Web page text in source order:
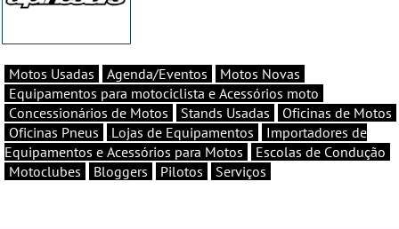
Motos Usadas Agenda/Eventos
Motos Novas
Equipamentos para motociclista e Acessórios moto
Concessionários de Motos
Stands Usadas
Oficinas de Motos
Oficinas Pneus
Lojas de Equipamentos
Importadores de
Equipamentos e Acessórios para Motos
Escolas de Condução
Motoclubes
Bloggers Pilotos Serviços